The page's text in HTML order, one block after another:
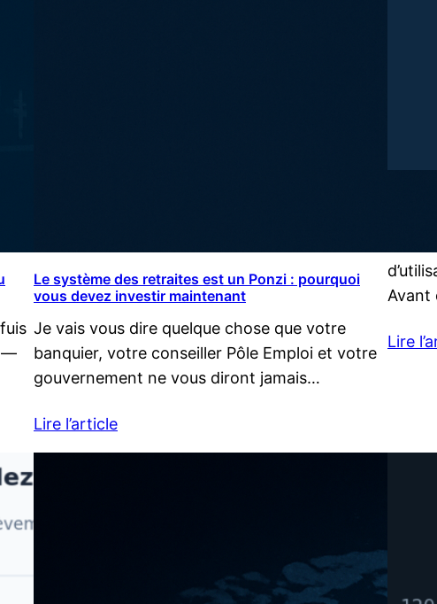
—
Le système des retraites est un Ponzi : pourquoi
vous devez investir maintenant
Je vais vous dire quelque chose que votre
banquier, votre conseiller Pôle Emploi et votre
gouvernement ne vous diront jamais…
Lire l’article
Avant
Lire